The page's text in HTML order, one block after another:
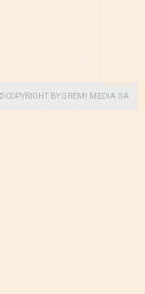
COPYRIGHT BY GREMI MEDIA SA